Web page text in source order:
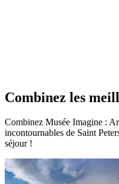
Combinez les
Combinez Musée Imagine :
incontournables de Saint
séjour !